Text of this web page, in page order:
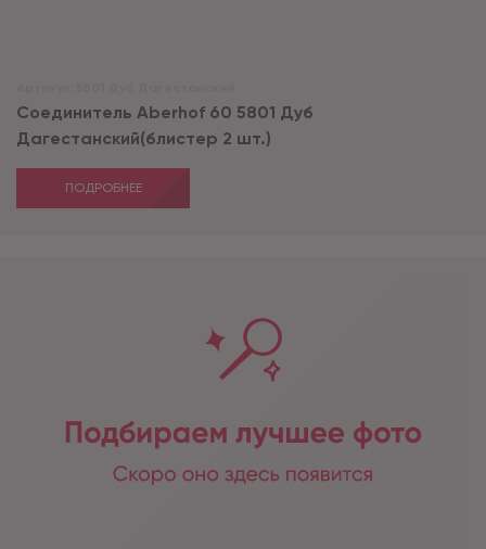
Соединитель Aberhof 60 5801 Дуб
Дагестанский(блистер 2 шт.)
ПОДРОБНЕЕ